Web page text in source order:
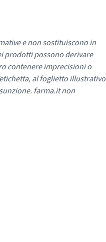
e non sostituiscono in
prodotti possono derivare
contenere imprecisioni o
al foglietto illustrativo
farma.it non